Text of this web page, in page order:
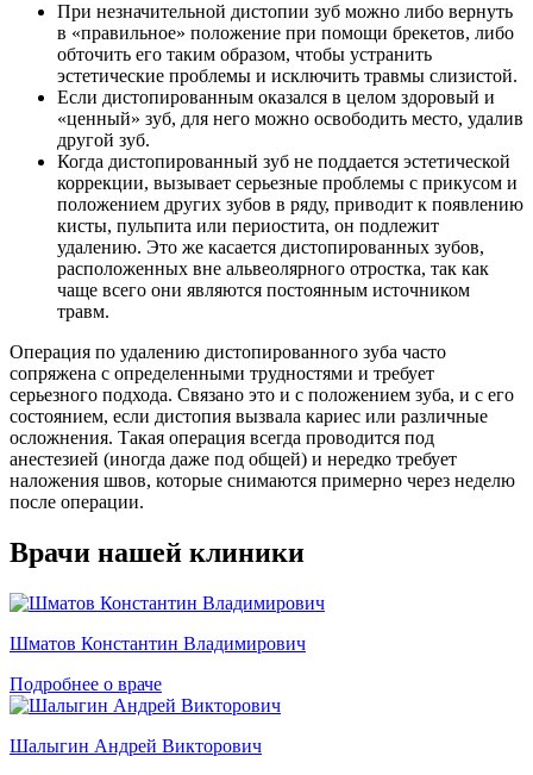
При незначительной дистопии зуб можно либо вернуть
в «правильное» положение при помощи брекетов, либо
обточить его таким образом, чтобы устранить
эстетические проблемы и исключить травмы слизистой.
Если дистопированным оказался в целом здоровый и
«ценный» зуб, для него можно освободить место, удалив
другой зуб.
Когда дистопированный зуб не поддается эстетической
коррекции, вызывает серьезные проблемы с прикусом и
положением других зубов в ряду, приводит к появлению
кисты, пульпита или периостита, он подлежит
удалению. Это же касается дистопированных зубов,
расположенных вне альвеолярного отростка, так как
чаще всего они являются постоянным источником
травм.
Операция по удалению дистопированного зуба часто
сопряжена с определенными трудностями и требует
серьезного подхода. Связано это и с положением зуба, и с его
состоянием, если дистопия вызвала кариес или различные
осложнения. Такая операция всегда проводится под
анестезией (иногда даже под общей) и нередко требует
наложения швов, которые снимаются примерно через неделю
после операции.
Врачи нашей клиники
Шматов Константин Владимирович
Подробнее о враче
Шалыгин Андрей Викторович